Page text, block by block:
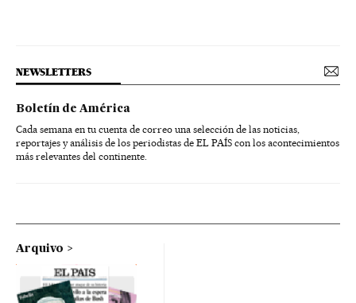
NEWSLETTERS
Boletín de América
Cada semana en tu cuenta de correo una selección de las noticias,
reportajes y análisis de los periodistas de EL PAÍS con los acontecimientos
más relevantes del continente.
Arquivo